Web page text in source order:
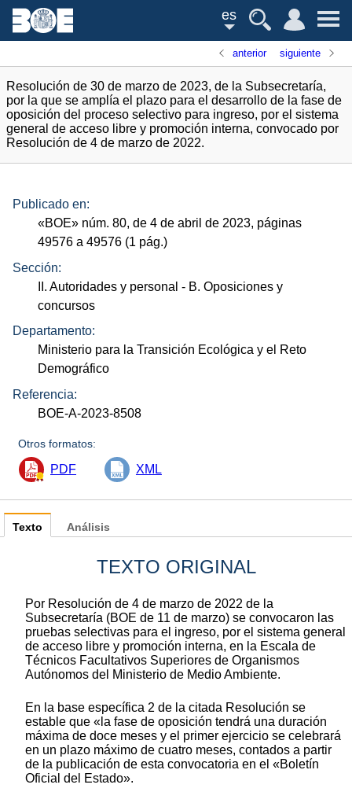
es
anterior siguiente
Resolución de 30 de marzo de 2023, de la Subsecretaría,
por la que se amplía el plazo para el desarrollo de la fase de
oposición del proceso selectivo para ingreso, por el sistema
general de acceso libre y promoción interna, convocado por
Resolución de 4 de marzo de 2022.
Publicado en:
«BOE» núm. 80, de 4 de abril de 2023, páginas
49576 a 49576 (1 pág.)
Sección:
II. Autoridades y personal - B. Oposiciones y
concursos
Departamento:
Ministerio para la Transición Ecológica y el Reto
Demográfico
Referencia:
BOE-A-2023-8508
Otros formatos:
PDF XML
Texto
TEXTO ORIGINAL
Por Resolución de 4 de marzo de 2022 de la
Subsecretaría (BOE de 11 de marzo) se convocaron las
pruebas selectivas para el ingreso, por el sistema general
de acceso libre y promoción interna, en la Escala de
Técnicos Facultativos Superiores de Organismos
Autónomos del Ministerio de Medio Ambiente.
En la base específica 2 de la citada Resolución se
estable que «la fase de oposición tendrá una duración
máxima de doce meses y el primer ejercicio se celebrará
en un plazo máximo de cuatro meses, contados a partir
de la publicación de esta convocatoria en el «Boletín
Oficial del Estado».
Análisis